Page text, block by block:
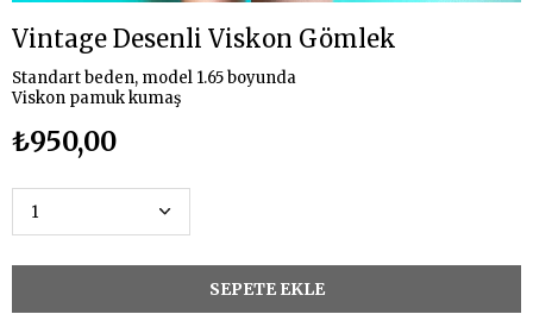
Vintage Desenli Viskon Gömlek
Standart beden, model 1.65 boyunda
Viskon pamuk kumaş
₺950,00